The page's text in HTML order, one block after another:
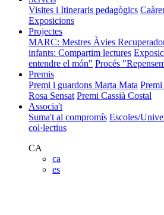
Visites i Itineraris pedagògics
Exposicions
Projectes
MARC: Mestres Àvies
infants: Compartim lectures
entendre el món" Procés
Premis
Premi i guardons Marta Mata Premi
Rosa Sensat Premi Cassià Costal
Associa't
Suma't al compromís Escoles/
col·lectius
CA
ca
es